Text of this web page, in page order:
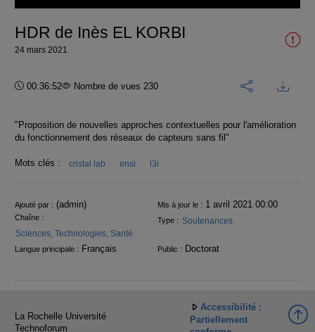
vidéo
HDR de Inès EL KORBI
24 mars 2021
Durée :
00:36:52 Nombre de vues 230
"Proposition de nouvelles approches contextuelles pour l'amélioration
du fonctionnement des réseaux de capteurs sans fil"
Mots clés : cristal lab ensi l3i
Informations
Ajouté par : (admin) Mis à jour le : 1 avril 2021 00:00
Chaîne :
Sciences, Technologies, Santé
Type : Soutenances
Langue principale : Français Public : Doctorat
La Rochelle Université
Technoforum
Accessibilité :
Partiellement